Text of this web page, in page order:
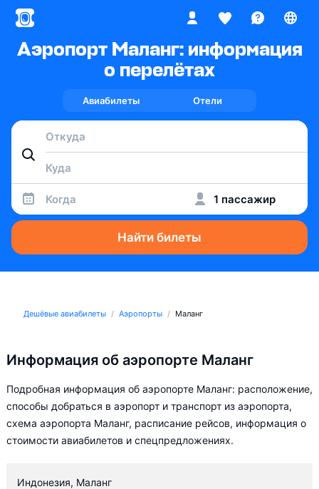
Аэропорт Маланг: информация
о перелётах
Авиабилеты Отели
Когда 1 пассажир
Найти билеты
Дешёвые авиабилеты Аэропорты Маланг
Информация об аэропорте Маланг
Подробная информация об аэропорте Маланг: расположение,
способы добраться в аэропорт и транспорт из аэропорта,
схема аэропорта Маланг, расписание рейсов, информация о
стоимости авиабилетов и спецпредложениях.
Индонезия, Маланг